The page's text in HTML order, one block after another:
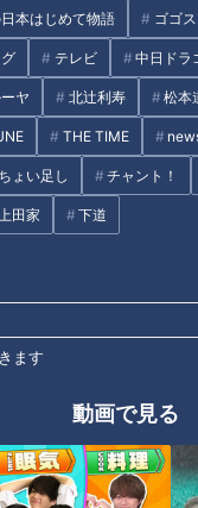
本はじめて物語 ゴゴ
テレビ 中日ドラ
ヤ 北辻利寿 松本
THE TIME
ちょい足し チャント！
田家 下道
ます
動画で見る
ナッツをココアヘーゼ
ラッシュヘーゼルナッ
Ferrero Rocher (フェレ
リーミーで香ばしい味
です。
議所は、3月8日、イタ
美しいミモザの花を贈
」というイベント事業
ントを促進するために
！勇気』です。勇気
る女性を応援するイベ
。